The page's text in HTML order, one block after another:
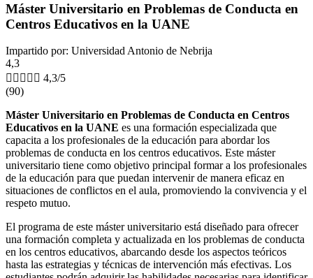
Máster Universitario en Problemas de Conducta en
Centros Educativos en la UANE
Impartido por: Universidad Antonio de Nebrija
4,3
     4,3/5
(90)
Máster Universitario en Problemas de Conducta en Centros
Educativos en la UANE es una formación especializada que
capacita a los profesionales de la educación para abordar los
problemas de conducta en los centros educativos. Este máster
universitario tiene como objetivo principal formar a los profesionales
de la educación para que puedan intervenir de manera eficaz en
situaciones de conflictos en el aula, promoviendo la convivencia y el
respeto mutuo.
El programa de este máster universitario está diseñado para ofrecer
una formación completa y actualizada en los problemas de conducta
en los centros educativos, abarcando desde los aspectos teóricos
hasta las estrategias y técnicas de intervención más efectivas. Los